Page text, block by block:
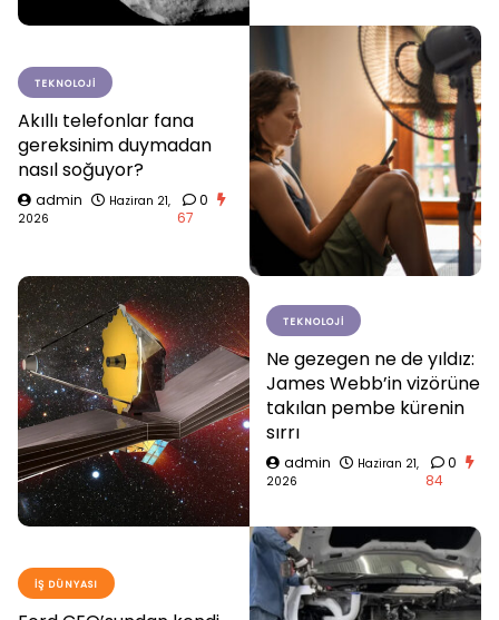
TEKNOLOJI
Akıllı telefonlar fana
gereksinim duymadan
nasıl soğuyor?
admin
Haziran 21,
2026
0
67
TEKNOLOJI
Ne gezegen ne de yıldız:
James Webb’in vizörüne
takılan pembe kürenin
sırrı
admin
Haziran 21,
2026
0
84
İŞ DÜNYASI